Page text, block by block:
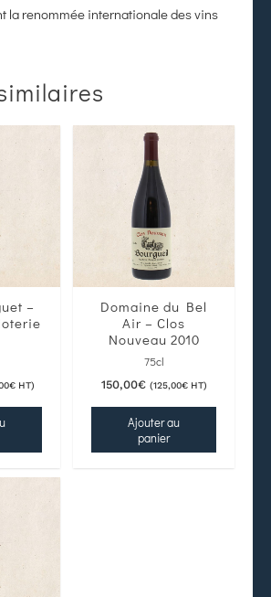
la renommée internationale des vins
–
€ HT)
Domaine du Bel
Air – Clos
Nouveau 2010
75cl
150,00€ (125,00€HT)
Ajouter au
panier